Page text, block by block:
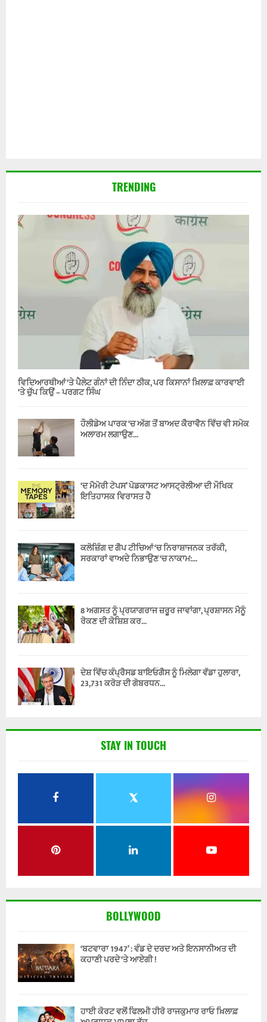
TRENDING
ਵਿਦਿਆਰਥੀਆਂ ‘ਤੇ ਪੈਲੇਟ ਗੰਨਾਂ ਦੀ ਨਿੰਦਾ ਠੀਕ, ਪਰ ਕਿਸਾਨਾਂ ਖ਼ਿਲਾਫ਼ ਕਾਰਵਾਈ
‘ਤੇ ਚੁੱਪ ਕਿਉਂ – ਪਰਗਟ ਸਿੰਘ
ਹੌਲੀਡੇਅ ਪਾਰਕ ‘ਚ ਅੱਗ ਤੋਂ ਬਾਅਦ ਕੈਰਾਵੈਨ ਵਿੱਚ ਵੀ ਸਮੋਕ
ਅਲਾਰਮ ਲਗਾਉਣ...
‘ਦ ਮੈਮੋਰੀ ਟੇਪਸ’ ਪੋਡਕਾਸਟ ਆਸਟ੍ਰੇਲੀਆ ਦੀ ਮੌਖਿਕ
ਇਤਿਹਾਸਕ ਵਿਰਾਸਤ ਹੈ
ਕਲੋਜ਼ਿੰਗ ਦ ਗੈਪ ਟੀਚਿਆਂ ‘ਚ ਨਿਰਾਸ਼ਾਜਨਕ ਤਰੱਕੀ,
ਸਰਕਾਰਾਂ ਵਾਅਦੇ ਨਿਭਾਉਣ ‘ਚ ਨਾਕਾਮ:...
8 ਅਗਸਤ ਨੂੰ ਪ੍ਰਯਾਗਰਾਜ ਜ਼ਰੂਰ ਜਾਵਾਂਗਾ, ਪ੍ਰਸ਼ਾਸਨ ਮੈਨੂੰ
ਰੋਕਣ ਦੀ ਕੋਸ਼ਿਸ਼ ਕਰ...
ਦੇਸ਼ ਵਿੱਚ ਕੰਪ੍ਰੈਸਡ ਬਾਇਓਗੈਸ ਨੂੰ ਮਿਲੇਗਾ ਵੱਡਾ ਹੁਲਾਰਾ,
23,731 ਕਰੋੜ ਦੀ ਗੋਬਰਧਨ...
STAY IN TOUCH
BOLLYWOOD
‘ਬਟਵਾਰਾ 1947’ : ਵੰਡ ਦੇ ਦਰਦ ਅਤੇ ਇਨਸਾਨੀਅਤ ਦੀ
ਕਹਾਣੀ ਪਰਦੇ ‘ਤੇ ਆਏਗੀ !
ਹਾਈ ਕੋਰਟ ਵਲੋਂ ਫਿਲਮੀ ਹੀਰੋ ਰਾਜਕੁਮਾਰ ਰਾਓ ਖ਼ਿਲਾਫ਼